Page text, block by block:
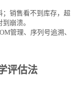
销售看不到库存，超
崩溃。
管理、序列号追溯、
评估法